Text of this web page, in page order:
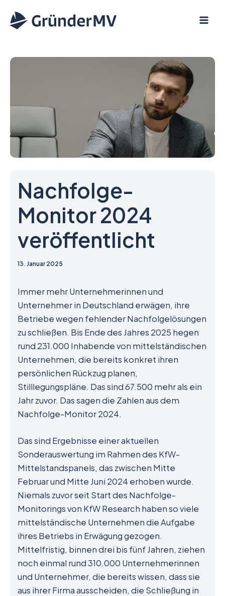
Inhalt
Nachfolge-
Monitor 2024
veröffentlicht
13. Januar 2025
Immer mehr Unternehmerinnen und
Unternehmer in Deutschland erwägen, ihre
Betriebe wegen fehlender Nachfolgelösungen
zu schließen. Bis Ende des Jahres 2025 hegen
rund 231.000 Inhabende von mittelständischen
Unternehmen, die bereits konkret ihren
persönlichen Rückzug planen,
Stilllegungspläne. Das sind 67.500 mehr als ein
Jahr zuvor. Das sagen die Zahlen aus dem
Nachfolge-Monitor 2024.
Das sind Ergebnisse einer aktuellen
Sonderauswertung im Rahmen des KfW-
Mittelstandspanels, das zwischen Mitte
Februar und Mitte Juni 2024 erhoben wurde.
Niemals zuvor seit Start des Nachfolge-
Monitorings von KfW Research haben so viele
mittelständische Unternehmen die Aufgabe
ihres Betriebs in Erwägung gezogen.
Mittelfristig, binnen drei bis fünf Jahren, ziehen
noch einmal rund 310.000 Unternehmerinnen
und Unternehmer, die bereits wissen, dass sie
aus ihrer Firma ausscheiden, die Schließung in